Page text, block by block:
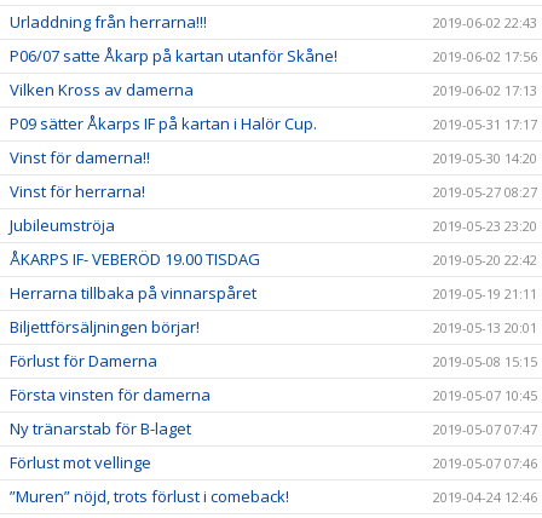
Urladdning från herrarna!!! 2019-06-02 22:43
P06/07 satte Åkarp på kartan utanför Skåne! 2019-06-02 17:56
Vilken Kross av damerna 2019-06-02 17:13
P09 sätter Åkarps IF på kartan i Halör Cup. 2019-05-31 17:17
Vinst för damerna!! 2019-05-30 14:20
Vinst för herrarna! 2019-05-27 08:27
Jubileumströja 2019-05-23 23:20
ÅKARPS IF- VEBERÖD 19.00 TISDAG 2019-05-20 22:42
Herrarna tillbaka på vinnarspåret 2019-05-19 21:11
Biljettförsäljningen börjar! 2019-05-13 20:01
Förlust för Damerna 2019-05-08 15:15
Första vinsten för damerna 2019-05-07 10:45
Ny tränarstab för B-laget 2019-05-07 07:47
Förlust mot vellinge 2019-05-07 07:46
”Muren” nöjd, trots förlust i comeback! 2019-04-24 12:46